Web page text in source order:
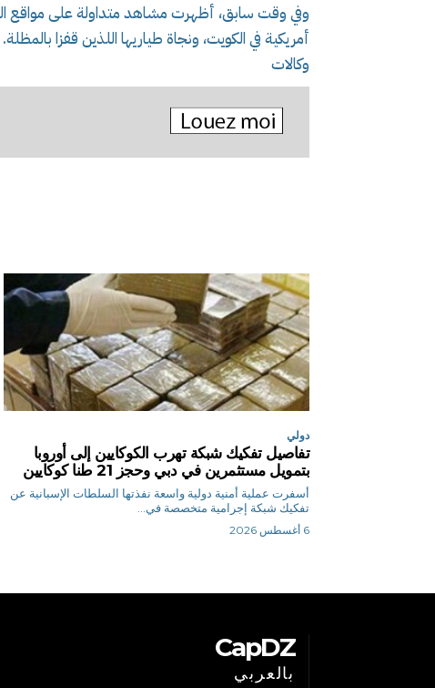
وفي وقت سابق، أظهرت مشاهد متداولة على مواقع
أمريكية في الكويت، ونجاة طياريها اللذين قفزا بالمظلة.
وكالات
دولي
تفاصيل تفكيك شبكة تهرب الكوكايين إلى أوروبا
بتمويل مستثمرين في دبي وحجز 21 طنا كوكايين
أسفرت عملية أمنية دولية واسعة نفذتها السلطات الإسبانية عن
تفكيك شبكة إجرامية متخصصة في...
6 أغسطس 2026
CapDZ
بالعربي